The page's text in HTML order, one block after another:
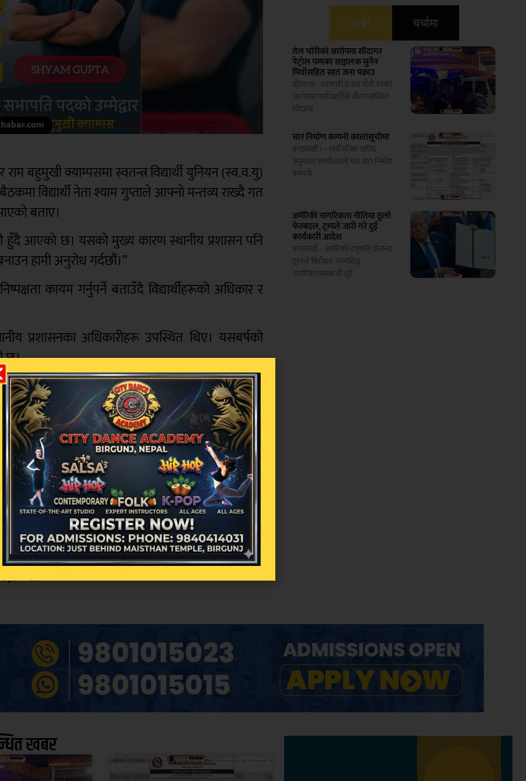
बहुमुखी क्याम्पसमा स्वतन्त्र विद्यार्थी युनियन (स्व.व.यु)
विद्यार्थी नेता श्याम गुप्ताले आफ्नो मन्तव्य राख्दै गत
बताए।
हुँदै आएको छ। यसको मुख्य कारण स्थानीय प्रशासन पनि
हामी अनुरोध गर्दछौं।”
कायम गर्नुपर्ने बताउँदै विद्यार्थीहरूको अधिकार र
प्रशासनका अधिकारीहरू उपस्थित थिए। यसबर्षको
छ।
कायम गर्ने बाचा दिएको छ। विद्यार्थीहरूले यसबर्षको
भर्खरै चर्चामा
तेल चोरीको आरोपमा सौदागर
पेट्रोल पम्पका सञ्चालक सुनैन
मियाँसहित सात जना पक्राउ
वीरगन्ज– सरकारी इन्धन चोरी गरेको
आरोपमा पर्सा प्रहरीले वीरगन्जस्थित
सौदागर
चार निर्माण कम्पनी कालोसूचीमा
काठमाडौं ।– सार्वजनिक खरिद
अनुगमन कार्यालयले चार वटा निर्माण
कम्पनी
अमेरिकी नागरिकता नीतिमा ठूलो
फेरबदल, ट्रम्पले जारी गरे दुई
कार्यकारी आदेश
काठमाडौं – अमेरिकी राष्ट्रपति डोनाल्ड
ट्रम्पले बिहीबार जन्मसिद्ध
नागरिकतासम्बन्धी दुई
खबर